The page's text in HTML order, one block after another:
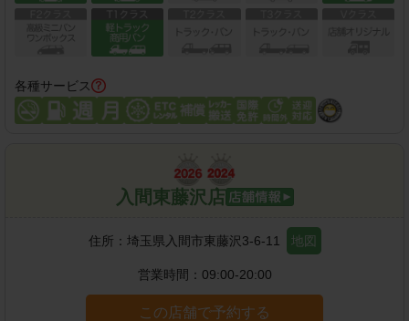
各種サービス
入間東藤沢店
住所： 埼玉県入間市東藤沢3-6-11 地図
営業時間： 09:00-20:00
この店舗で予約する